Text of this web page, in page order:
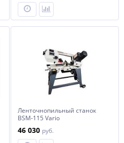
Ленточнопильный станок
BSM-115 Vario
46 030 руб.